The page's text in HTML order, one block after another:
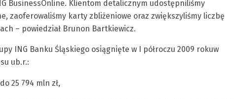
BusinessOnline. Klientom detalicznym udostępniliśmy
zaoferowaliśmy karty zbliżeniowe oraz zwiększyliśmy liczbę
– powiedział Brunon Bartkiewicz.
ING Banku Śląskiego osiągnięte w I półroczu 2009 rokuw
ub.r.:
25 794 mln zł,